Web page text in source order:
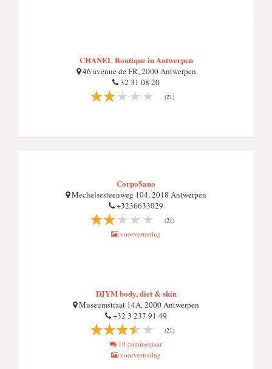
CHANEL Boutique in Antwerpen
46 avenue de FR, 2000 Antwerpen
32 31 08 20
(21)
CorpoSano
Mechelsesteenweg 104, 2018 Antwerpen
+3236633029
(21)
voorvertoning
DJYM body, diet & skin
Museumstraat 14A, 2000 Antwerpen
+32 3 237 91 49
(21)
10 commentaar
voorvertoning